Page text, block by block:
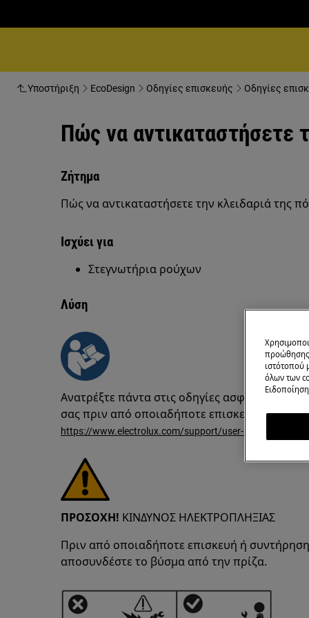
Υποστήριξη EcoDesign Οδηγίες επισκευής Οδηγίες
Πώς να αντικαταστήσετε
Ζήτημα
Πώς να αντικαταστήσετε την κλειδαριά της
Ισχύει για
Στεγνωτήρια ρούχων
Λύση
Ανατρέξτε πάντα στις οδηγίες ασφαλείας του
σας πριν από οποιαδήποτε επισκευή ή
https://www.electrolux.com/support/user-manuals/
ΠΡΟΣΟΧΗ! ΚΙΝΔΥΝΟΣ ΗΛΕΚΤΡΟΠΛΗΞΙΑΣ
Πριν από οποιαδήποτε επισκευή ή
αποσυνδέστε το βύσμα από την πρίζα.
προώθησης
ιστότοπού
όλων των